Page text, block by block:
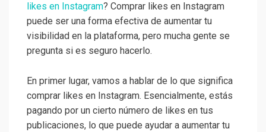
likes en Instagram? Comprar likes en Instagram
puede ser una forma efectiva de aumentar tu
visibilidad en la plataforma, pero mucha gente se
pregunta si es seguro hacerlo.
En primer lugar, vamos a hablar de lo que significa
comprar likes en Instagram. Esencialmente, estás
pagando por un cierto número de likes en tus
publicaciones, lo que puede ayudar a aumentar tu